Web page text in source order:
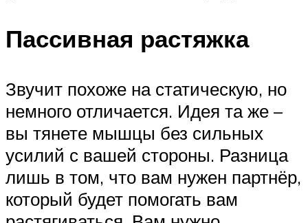
Пассивная растяжка
Звучит похоже на статическую, но
немного отличается. Идея та же –
вы тянете мышцы без сильных
усилий с вашей стороны. Разница
лишь в том, что вам нужен партнёр,
который будет помогать вам